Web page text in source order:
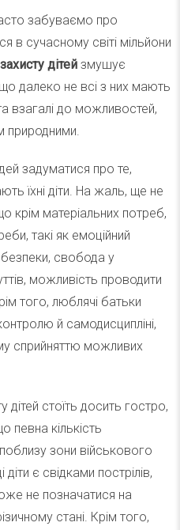
забуваємо про
в сучасному світі мільйони
дітей змушує
далеко не всі з них мають
взагалі до можливостей,
природними.
задуматися про те,
їхні діти. На жаль, ще не
крім матеріальних потреб,
такі як емоційний
безпеки, свобода у
можливість проводити
того, люблячі батьки
й самодисципліні,
сприйняттю можливих
дітей стоїть досить гостро,
кількість
зони військового
є свідками пострілів,
не позначатися на
стані. Крім того,